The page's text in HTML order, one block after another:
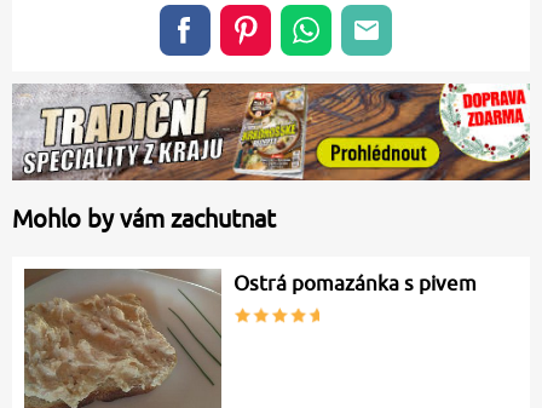
Mohlo by vám zachutnat
Ostrá pomazánka s pivem